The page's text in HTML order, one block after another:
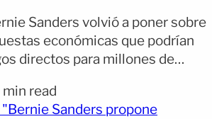
Sanders volvió a poner sobre
económicas que podrían
directos para millones de
con las ganancias de
de inteligencia artificial (IA),
read
Sanders propone